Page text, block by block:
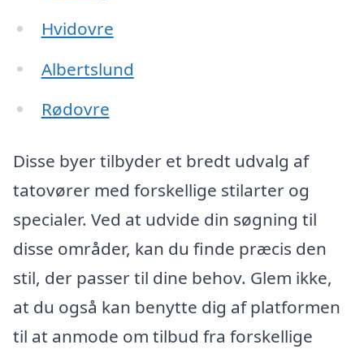
Hvidovre
Albertslund
Rødovre
Disse byer tilbyder et bredt udvalg af
tatovører med forskellige stilarter og
specialer. Ved at udvide din søgning til
disse områder, kan du finde præcis den
stil, der passer til dine behov. Glem ikke,
at du også kan benytte dig af platformen
til at anmode om tilbud fra forskellige